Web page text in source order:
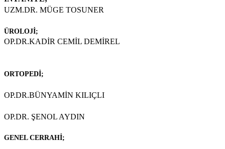
UZM.DR. MÜGE TOSUNER
ÜROLOJİ;
OP.DR.KADİR CEMİL DEMİREL
ORTOPEDİ;
OP.DR.BÜNYAMİN KILIÇLI
OP.DR. ŞENOL AYDIN
GENEL CERRAHİ;